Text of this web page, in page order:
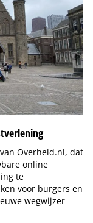
Overheid.nl, dat
online
te
voor burgers en
wegwijzer